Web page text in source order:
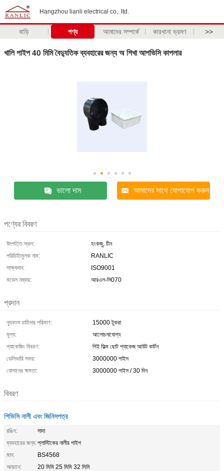
Hangzhou lianli electrical co,. ltd.
বাড়ি পণ্য আমাদের সম্পর্কে কারখানা ভ্রমণ >>
খালি পাইপ 40 মিমি বৈদ্যুতিক ব্যবহারের জন্য অ শিখা আপভিসি কাপলার
ভালো দাম আমাদের সাথে যোগাযোগ করুন
পণ্যের বিবরণ
উৎপত্তি স্থল:
হংকজু, চীন
পরিচিতিমুলক নাম:
RANLIC
সাক্ষ্যদান:
ISO9001
মডেল নম্বার:
আরএল-সি070
প্রদান
ন্যূনতম চাহিদার পরিমাণ:
15000 টুকরা
মূল্য:
আলোচনাযোগ্য
প্যাকেজিং বিবরণ:
পিই ফিল্ম ছোট প্যাকেজ আউট কার্টন
ডেলিভারি সময়:
3000000 পাইস
যোগানের ক্ষমতা:
3000000 পাইস / 30 দিন
বিবরণ
পিভিসি নালী এবং জিনিসপত্র
রঙিন:
সাদা
ব্যবহারের জন্য:প্লাস্টিকের নালীর পাইপ
মান:
BS4568
আয়তন:
20 মিমি 25 মিমি 32 মিমি